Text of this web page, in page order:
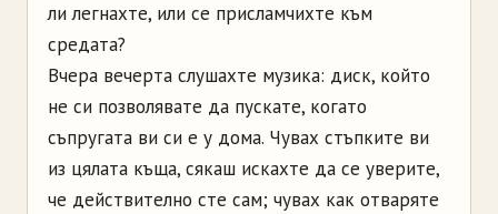
ли легнахте, или се присламчихте към
средата?
Вчера вечерта слушахте музика: диск, който
не си позволявате да пускате, когато
съпругата ви си е у дома. Чувах стъпките ви
из цялата къща, сякаш искахте да се уверите,
че действително сте сам; чувах как отваряте